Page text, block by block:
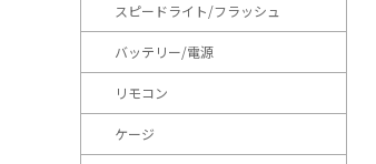
スピードライト/フラッシュ
バッテリー/電源
リモコン
ケージ